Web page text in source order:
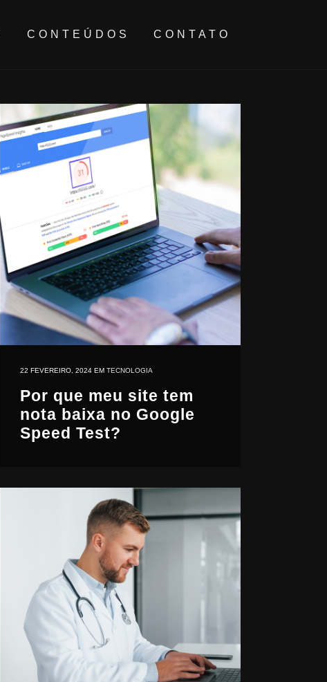
CONTEÚDOS CONTATO
22 FEVEREIRO, 2024EM TECNOLOGIA
Por que meu site tem
nota baixa no Google
Speed Test?